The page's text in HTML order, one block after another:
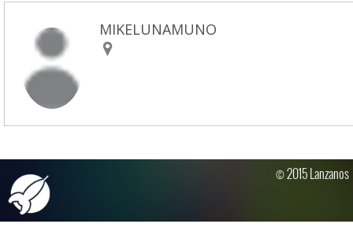
MIKELUNAMUNO
© 2015 Lanzanos